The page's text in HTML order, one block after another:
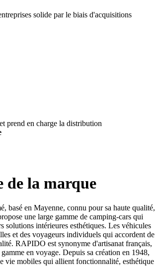
solide par le biais d'acquisitions
prend en charge la distribution
de la marque
basé en Mayenne, connu pour sa haute qualité,
une large gamme de camping-cars qui
solutions intérieures esthétiques. Les véhicules
et des voyageurs individuels qui accordent de
RAPIDO est synonyme d'artisanat français,
en voyage. Depuis sa création en 1948,
vie mobiles qui allient fonctionnalité, esthétique